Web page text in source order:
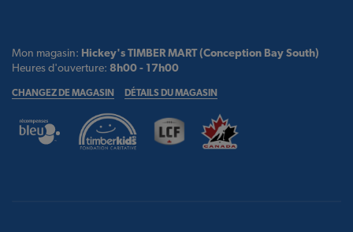
Mon magasin: Hickey's TIMBER MART (Conception Bay South)
Heures d'ouverture: 8h00 - 17h00
CHANGEZ DE MAGASIN DÉTAILS DU MAGASIN